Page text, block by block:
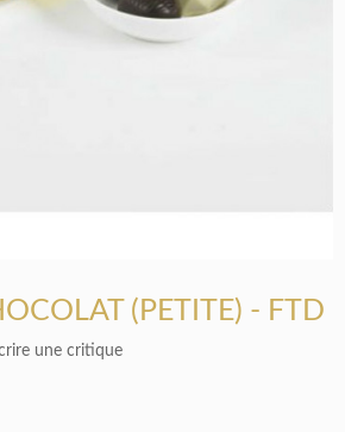
(PETITE) - FTD
une critique